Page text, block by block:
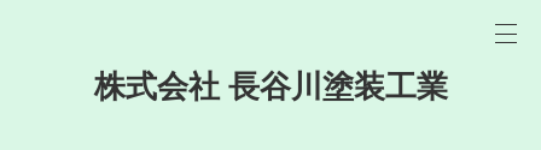
株式会社 長谷川塗装工業